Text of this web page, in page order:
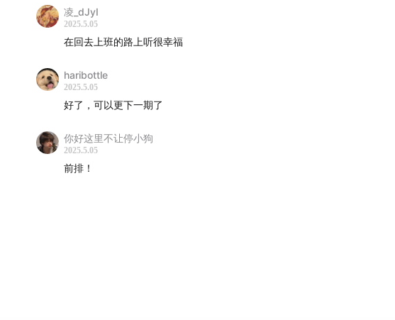
凌_dJyI
2025.5.05
在回去上班的路上听很幸福
haribottle
2025.5.05
好了，可以更下一期了
你好这里不让停小狗
2025.5.05
前排！